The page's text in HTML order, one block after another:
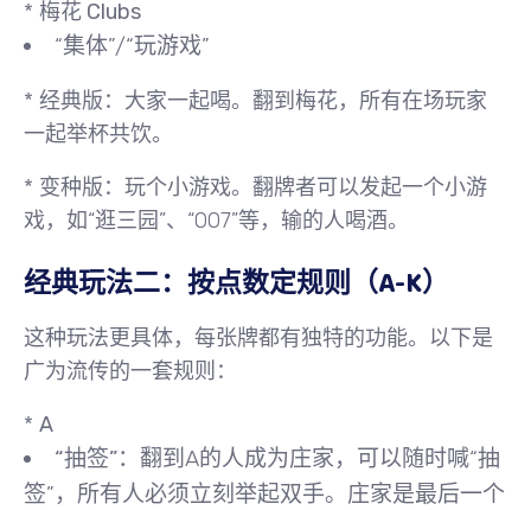
* 梅花 Clubs
“集体”/“玩游戏”
* 经典版： 大家一起喝。翻到梅花，所有在场玩家
一起举杯共饮。
* 变种版： 玩个小游戏。翻牌者可以发起一个小游
戏，如“逛三园”、“007”等，输的人喝酒。
经典玩法二：按点数定规则（A-K）
这种玩法更具体，每张牌都有独特的功能。以下是
广为流传的一套规则：
* A
“抽签”：翻到A的人成为庄家，可以随时喊“抽
签”，所有人必须立刻举起双手。庄家是最后一个